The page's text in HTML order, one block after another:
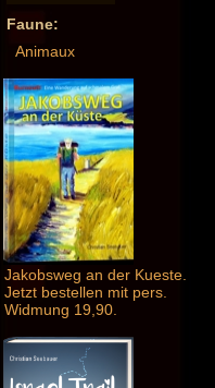
Faune:
Animaux
Jakobsweg an der Kueste.
Jetzt bestellen mit pers.
Widmung 19,90.